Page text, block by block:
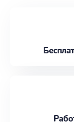
наилучшим